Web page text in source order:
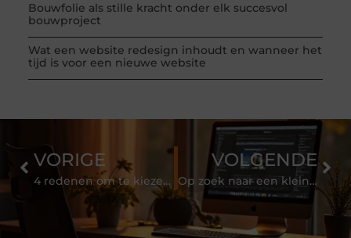
Bouwfolie als stille kracht onder elk succesvol
bouwproject
Wat een website redesign inhoudt en wanneer het
tijd is voor een nieuwe website
VORIGE
4 redenen om te kiezen voor bekers bedrukken van Loopper
VOLGENDE
Op zoek naar een kleine lekkernij voor bij de koffie? 3 tips!